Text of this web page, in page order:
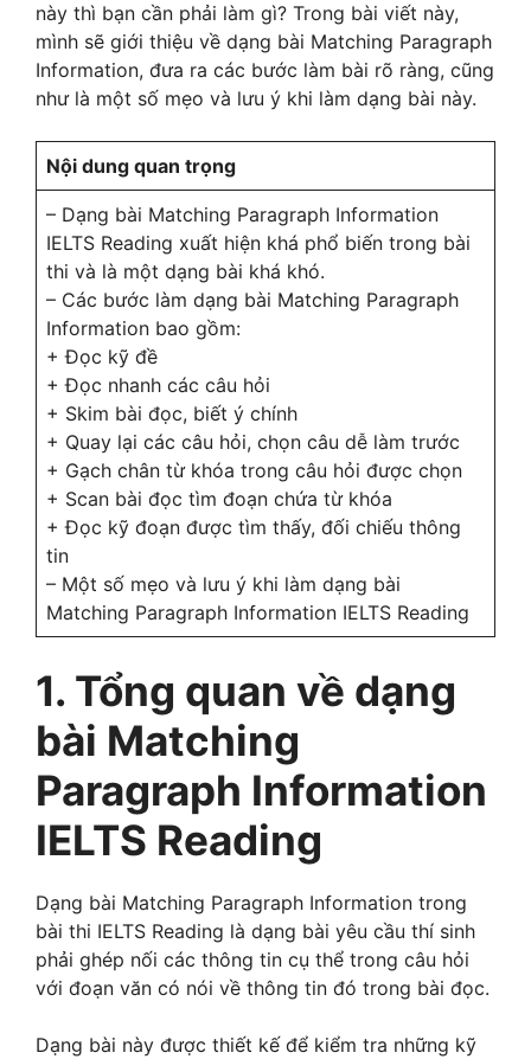
này thì bạn cần phải làm gì? Trong bài viết này,
mình sẽ giới thiệu về dạng bài Matching Paragraph
Information, đưa ra các bước làm bài rõ ràng, cũng
như là một số mẹo và lưu ý khi làm dạng bài này.
Nội dung quan trọng
– Dạng bài Matching Paragraph Information
IELTS Reading xuất hiện khá phổ biến trong bài
thi và là một dạng bài khá khó.
– Các bước làm dạng bài Matching Paragraph
Information bao gồm:
+ Đọc kỹ đề
+ Đọc nhanh các câu hỏi
+ Skim bài đọc, biết ý chính
+ Quay lại các câu hỏi, chọn câu dễ làm trước
+ Gạch chân từ khóa trong câu hỏi được chọn
+ Scan bài đọc tìm đoạn chứa từ khóa
+ Đọc kỹ đoạn được tìm thấy, đối chiếu thông
tin
– Một số mẹo và lưu ý khi làm dạng bài
Matching Paragraph Information IELTS Reading
1. Tổng quan về dạng
bài Matching
Paragraph Information
IELTS Reading
Dạng bài Matching Paragraph Information trong
bài thi IELTS Reading là dạng bài yêu cầu thí sinh
phải ghép nối các thông tin cụ thể trong câu hỏi
với đoạn văn có nói về thông tin đó trong bài đọc.
Dạng bài này được thiết kế để kiểm tra những kỹ